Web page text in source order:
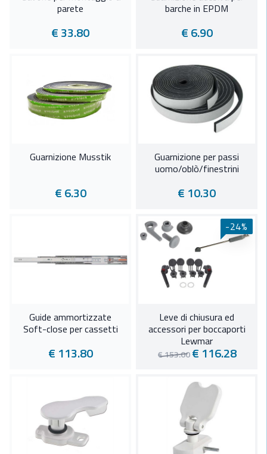
parete
€ 33.80
barche in EPDM
€ 6.90
Guarnizione Musstik
€ 6.30
Guarnizione per passi
uomo/oblò/finestrini
€ 10.30
Guide ammortizzate
Soft-close per cassetti
€ 113.80
Leve di chiusura ed
accessori per boccaporti
Lewmar
€ 153.00 € 116.28
-24%